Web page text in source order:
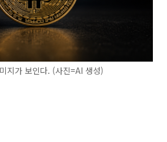
지가 보인다. (사진=AI 생성)